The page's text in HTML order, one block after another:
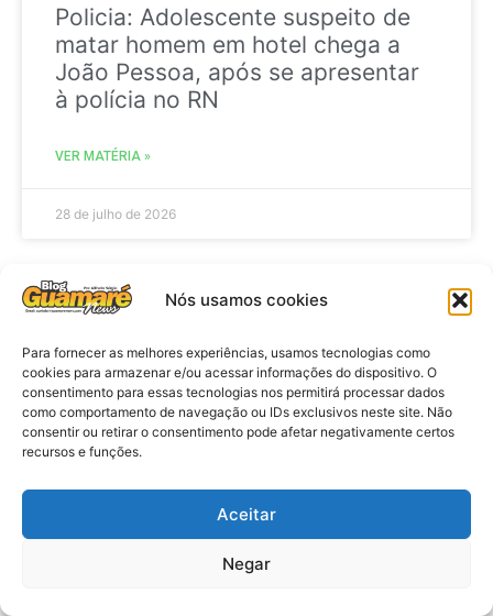
Nós usamos cookies
Para fornecer as melhores experiências, usamos tecnologias como
cookies para armazenar e/ou acessar informações do dispositivo. O
consentimento para essas tecnologias nos permitirá processar dados
como comportamento de navegação ou IDs exclusivos neste site. Não
consentir ou retirar o consentimento pode afetar negativamente certos
recursos e funções.
Aceitar
Negar
Policia: Adolescente suspeito de
matar homem em hotel chega a
João Pessoa, após se apresentar
à polícia no RN
VER MATÉRIA »
28 de julho de 2026
Eleições 2026: procuradores e